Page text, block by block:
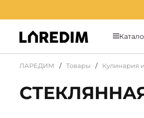
ЛАРЕДИМ Товары Кулинария